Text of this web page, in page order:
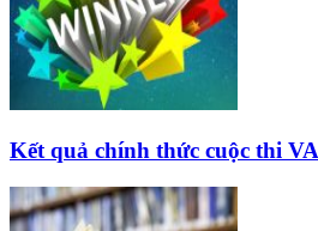
Kết quả chính thức cuộc thi